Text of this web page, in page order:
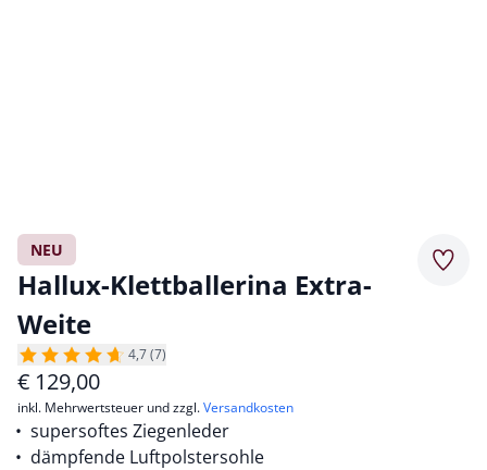
NEU
Hallux-Klettballerina Extra-
Weite
4,7 (7)
€ 129,00
inkl. Mehrwertsteuer und zzgl.Versandkosten
supersoftes Ziegenleder
dämpfende Luftpolstersohle